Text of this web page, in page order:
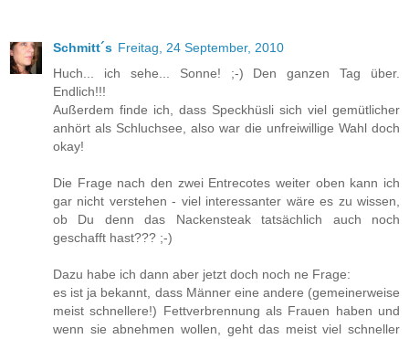
Schmitt´s Freitag, 24 September, 2010
Huch... ich sehe... Sonne! ;-) Den ganzen Tag über.
Endlich!!!
Außerdem finde ich, dass Speckhüsli sich viel gemütlicher
anhört als Schluchsee, also war die unfreiwillige Wahl doch
okay!
Die Frage nach den zwei Entrecotes weiter oben kann ich
gar nicht verstehen - viel interessanter wäre es zu wissen,
ob Du denn das Nackensteak tatsächlich auch noch
geschafft hast??? ;-)
Dazu habe ich dann aber jetzt doch noch ne Frage:
es ist ja bekannt, dass Männer eine andere (gemeinerweise
meist schnellere!) Fettverbrennung als Frauen haben und
wenn sie abnehmen wollen, geht das meist viel schneller